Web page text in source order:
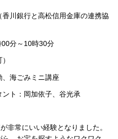
川銀行と高松信用金庫の連携協
分～10時30分
海ごみミニ講座
ト：岡加依子、谷光承
非常にいい経験となりました。